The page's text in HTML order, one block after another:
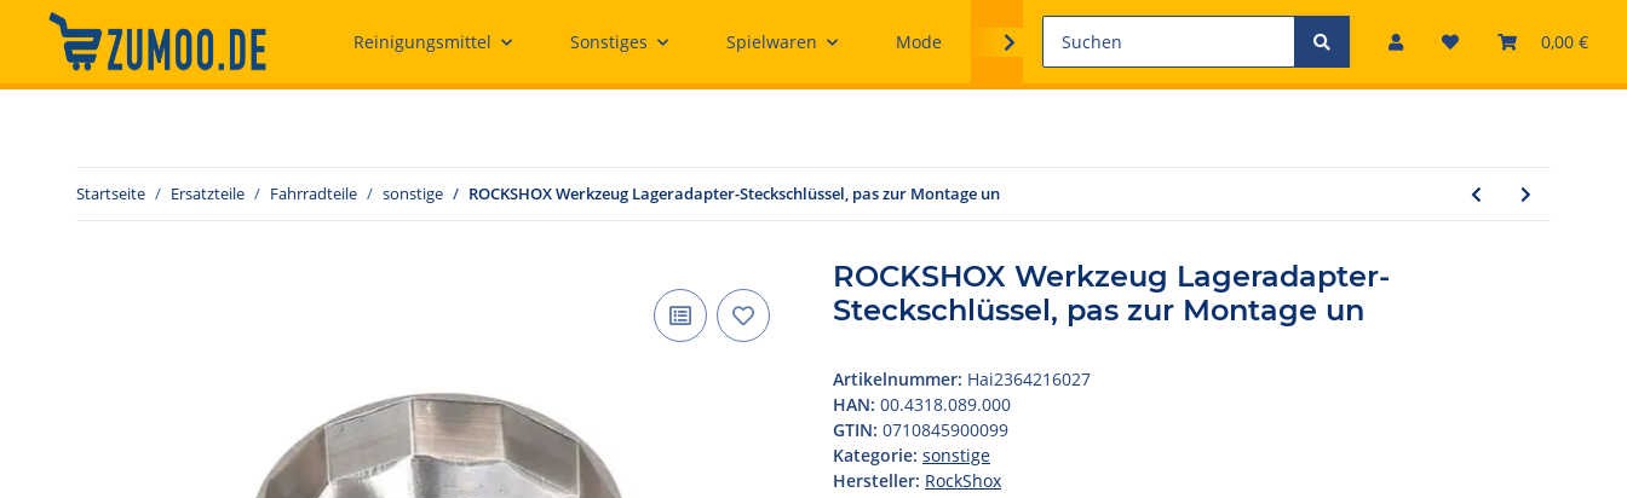
0,00 €
Reinigungsmittel Sonstiges Spielwaren Mode Ersatzteile
Startseite Ersatzteile Fahrradteile sonstige ROCKSHOX Werkzeug Lageradapter-Steckschlüssel, pas zur Montage un
ROCKSHOX Werkzeug Lageradapter-
Steckschlüssel, pas zur Montage un
Artikelnummer: Hai2364216027
HAN: 00.4318.089.000
GTIN: 0710845900099
Kategorie: sonstige
Hersteller: RockShox